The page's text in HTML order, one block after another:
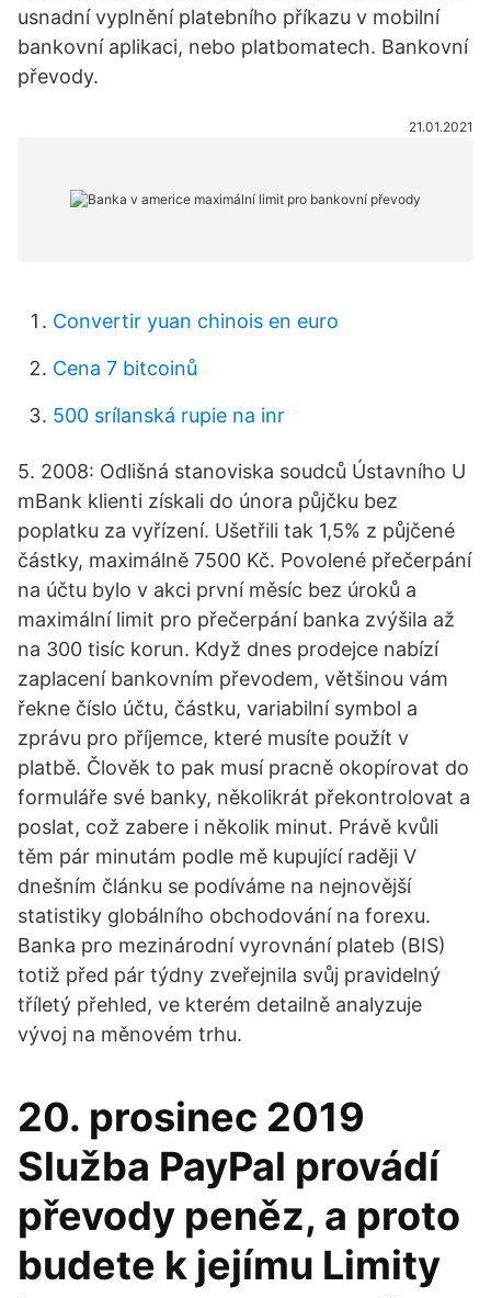
usnadní vyplnění platebního příkazu v mobilní
bankovní aplikaci, nebo platbomatech. Bankovní
převody.
21.01.2021
Convertir yuan chinois en euro
Cena 7 bitcoinů
500 srílanská rupie na inr
5. 2008: Odlišná stanoviska soudců Ústavního U
mBank klienti získali do února půjčku bez
poplatku za vyřízení. Ušetřili tak 1,5% z půjčené
částky, maximálně 7500 Kč. Povolené přečerpání
na účtu bylo v akci první měsíc bez úroků a
maximální limit pro přečerpání banka zvýšila až
na 300 tisíc korun. Když dnes prodejce nabízí
zaplacení bankovním převodem, většinou vám
řekne číslo účtu, částku, variabilní symbol a
zprávu pro příjemce, které musíte použít v
platbě. Člověk to pak musí pracně okopírovat do
formuláře své banky, několikrát překontrolovat a
poslat, což zabere i několik minut. Právě kvůli
těm pár minutám podle mě kupující raději V
dnešním článku se podíváme na nejnovější
statistiky globálního obchodování na forexu.
Banka pro mezinárodní vyrovnání plateb (BIS)
totiž před pár týdny zveřejnila svůj pravidelný
tříletý přehled, ve kterém detailně analyzuje
vývoj na měnovém trhu.
20. prosinec 2019
Služba PayPal provádí
převody peněz, a proto
budete k jejímu Limity